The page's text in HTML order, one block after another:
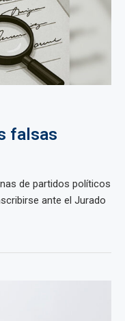
falsas
de partidos políticos
ante el Jurado